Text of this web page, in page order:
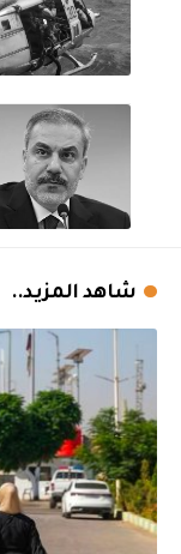
شاهد المزيد..